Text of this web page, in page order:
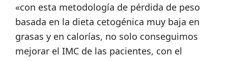
«con esta metodología de pérdida de peso
basada en la dieta cetogénica muy baja en
grasas y en calorías, no solo conseguimos
mejorar el IMC de las pacientes, con el